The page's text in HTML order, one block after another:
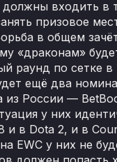
должны входить в
призовое
в общем
«драконам»
раунд по сетке в
ещё два
из России —
у них
и в Dota 2, и в
EWC у них не